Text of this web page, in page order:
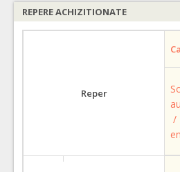
REPERE ACHIZITIONATE
Reper
/